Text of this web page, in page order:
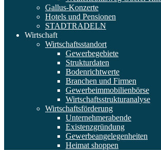
Gallus-Konzerte
Hotels und Pensionen
STADTRADELN
Wirtschaft
Wirtschaftsstandort
Gewerbegebiete
Strukturdaten
Bodenrichtwerte
Branchen und Firmen
Gewerbeimmobilienbörse
Wirtschaftsstrukturanalyse
Wirtschaftsförderung
Unternehmerabende
Existenzgründung
Gewerbeangelegenheiten
Heimat shoppen